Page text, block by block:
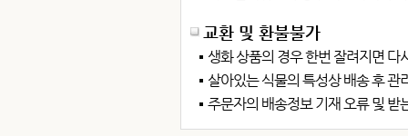
교환 및 환불불가
생화 상품의 경우 한번 잘려지면 다
살아있는 식물의 특성상 배송 후 관
주문자의 배송정보 기재 오류 및 받